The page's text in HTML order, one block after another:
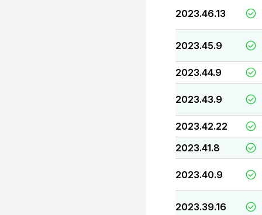
2023.46.13
2023.45.9
2023.44.9
2023.43.9
2023.42.22
2023.41.8
2023.40.9
2023.39.16